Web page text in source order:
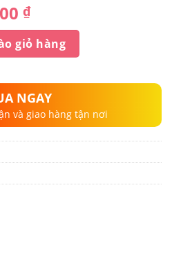
₫.
₫Giá
hiện
tại
là:
125.000 ₫.
giỏ hàng
NGAY
và giao hàng tận nơi